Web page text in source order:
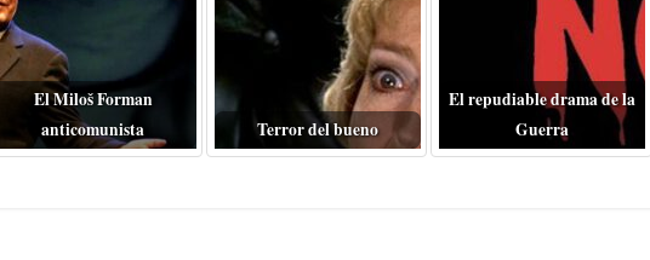
El Miloš Forman
anticomunista
Terror del bueno
El repudiable drama de la
Guerra